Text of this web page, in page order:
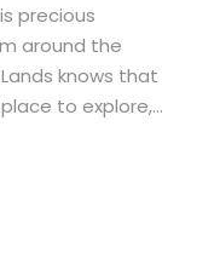
precious
around the
knows that
to explore,...